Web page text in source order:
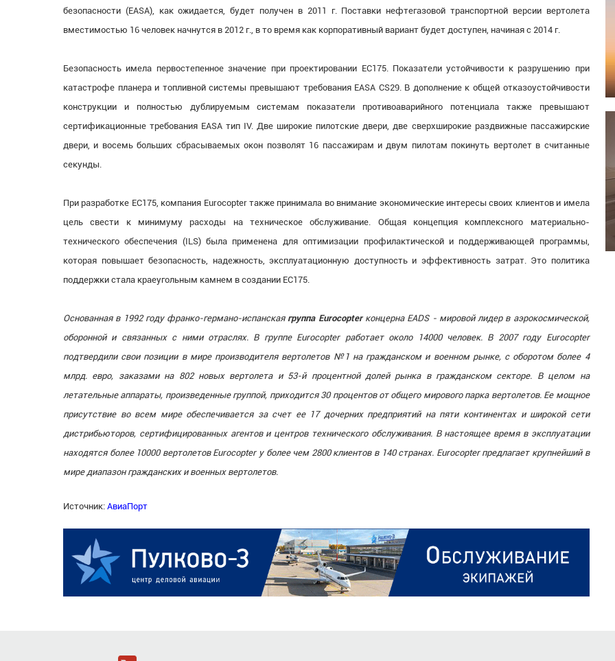
безопасности (EASA), как ожидается, будет получен в 2011 г. Поставки нефтегазовой транспортной версии вертолета
вместимостью 16 человек начнутся в 2012 г., в то время как корпоративный вариант будет доступен, начиная с 2014 г.
Безопасность имела первостепенное значение при проектировании EC175. Показатели устойчивости к разрушению при
катастрофе планера и топливной системы превышают требования EASA CS29. В дополнение к общей отказоустойчивости
конструкции и полностью дублируемым системам показатели противоаварийного потенциала также превышают
сертификационные требования EASA тип IV. Две широкие пилотские двери, две сверхширокие раздвижные пассажирские
двери, и восемь больших сбрасываемых окон позволят 16 пассажирам и двум пилотам покинуть вертолет в считанные
секунды.
При разработке EC175, компания Eurocopter также принимала во внимание экономические интересы своих клиентов и имела
цель свести к минимуму расходы на техническое обслуживание. Общая концепция комплексного материально-
технического обеспечения (ILS) была применена для оптимизации профилактической и поддерживающей программы,
которая повышает безопасность, надежность, эксплуатационную доступность и эффективность затрат. Это политика
поддержки стала краеугольным камнем в создании EC175.
Основанная в 1992 году франко-германо-испанскаягруппа Eurocopterконцерна EADS - мировой лидер в аэрокосмической,
оборонной и связанных с ними отраслях. В группе Eurocopter работает около 14000 человек. В 2007 году Eurocopter
подтвердили свои позиции в мире производителя вертолетов №1 на гражданском и военном рынке, с оборотом более 4
млрд. евро, заказами на 802 новых вертолета и 53-й процентной долей рынка в гражданском секторе. В целом на
летательные аппараты, произведенные группой, приходится 30 процентов от общего мирового парка вертолетов. Ее мощное
присутствие во всем мире обеспечивается за счет ее 17 дочерних предприятий на пяти континентах и широкой сети
дистрибьюторов, сертифицированных агентов и центров технического обслуживания. В настоящее время в эксплуатации
находятся более 10000 вертолетов Eurocopter у более чем 2800 клиентов в 140 странах. Eurocopter предлагает крупнейший в
мире диапазон гражданских и военных вертолетов.
Источник: АвиаПорт